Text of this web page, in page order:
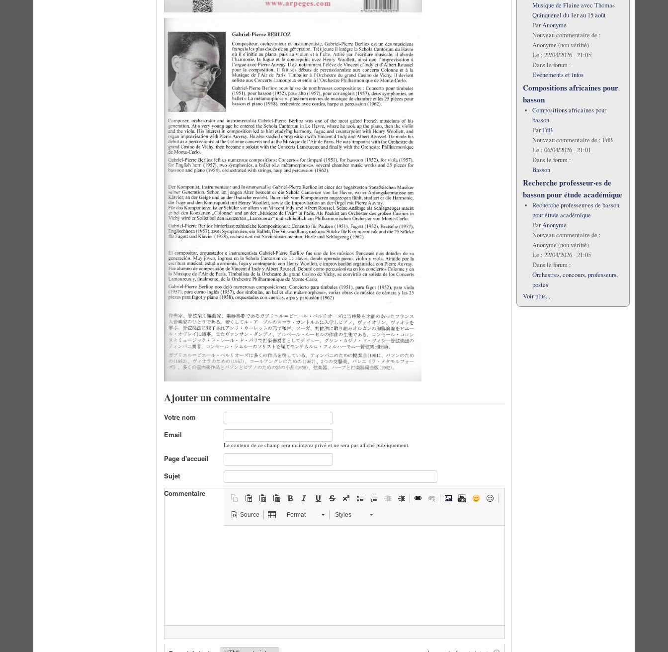
Ajouter un commentaire
Votre nom
Email
Le contenu de ce champ sera maintenu privé et ne sera pas affiché publiquement.
Page d'accueil
Sujet
Commentaire
Source Format Styles
Musique de Flaine avec Thomas
Quinquenel du 1er au 15 août
ParAnonyme
Nouveau commentaire de :
Anonyme (non vérifié)
Le : 22/04/2026 - 21:05
Dans le forum :
Evénements et infos
Compositions africaines pour
basson
Compositions africaines pour
basson
ParFdB
Nouveau commentaire de : FdB
Le : 06/04/2026 - 21:01
Dans le forum :
Basson
Recherche professeur·es de
basson pour étude académique
Recherche professeur·es de basson
pour étude académique
ParAnonyme
Nouveau commentaire de :
Anonyme (non vérifié)
Le : 22/04/2026 - 21:05
Dans le forum :
Orchestres, concours, professeurs,
postes
Voir plus...